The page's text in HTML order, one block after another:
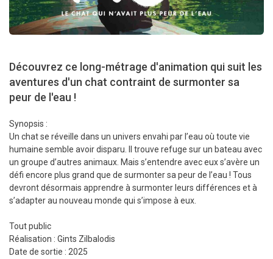
Découvrez ce long-métrage d'animation qui suit les
aventures d'un chat contraint de surmonter sa
peur de l'eau !
Synopsis :
Un chat se réveille dans un univers envahi par l’eau où toute vie
humaine semble avoir disparu. Il trouve refuge sur un bateau avec
un groupe d’autres animaux. Mais s’entendre avec eux s’avère un
défi encore plus grand que de surmonter sa peur de l’eau ! Tous
devront désormais apprendre à surmonter leurs différences et à
s’adapter au nouveau monde qui s’impose à eux.
Tout public
Réalisation : Gints Zilbalodis
Date de sortie : 2025